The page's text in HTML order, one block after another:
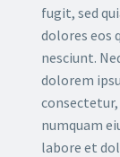
fugit, sed
dolores eos
nesciunt.
dolorem
consectetur,
numquam
labore et